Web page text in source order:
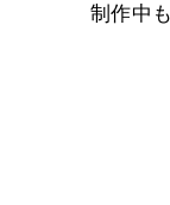
制作中